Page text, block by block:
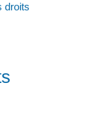
droits